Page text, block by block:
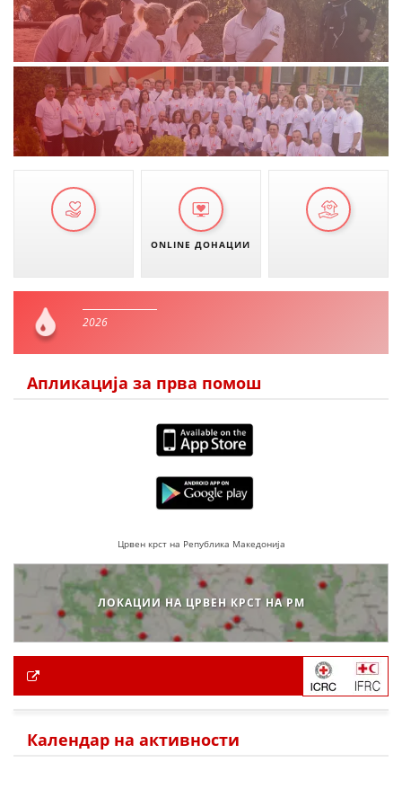
ONLINE ДОНАЦИИ
2026
Апликација за прва помош
Црвен крст на Република Македонија
ЛОКАЦИИ НА ЦРВЕН КРСТ НА РМ
Календар на активности